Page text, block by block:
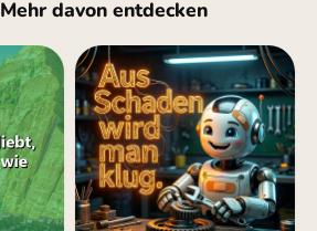
Mehr davon entdecken